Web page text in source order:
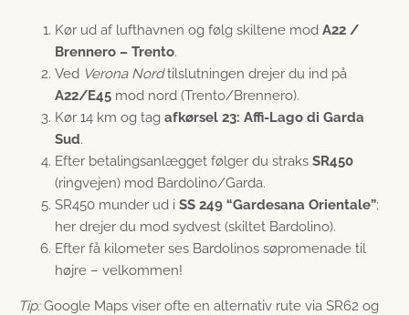
Kør ud af lufthavnen og følg skiltene mod A22 /
Brennero – Trento.
Ved Verona Nordtilslutningen drejer du ind på
A22/E45 mod nord (Trento/Brennero).
Kør 14 km og tag afkørsel 23: Affi-Lago di Garda
Sud.
Efter betalingsanlægget følger du straks SR450
(ringvejen) mod Bardolino/Garda.
SR450 munder ud i SS 249 “Gardesana Orientale”;
her drejer du mod sydvest (skiltet Bardolino).
Efter få kilometer ses Bardolinos søpromenade til
højre – velkommen!
Tip:Google Maps viser ofte en alternativ rute via SR62 og